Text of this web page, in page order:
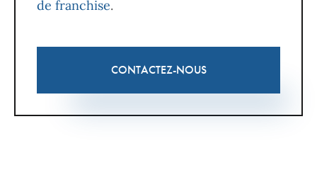
de franchise.
CONTACTEZ-NOUS